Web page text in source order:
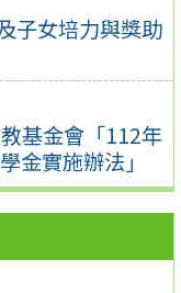
子女培力與獎助
基金會「112年
金實施辦法」